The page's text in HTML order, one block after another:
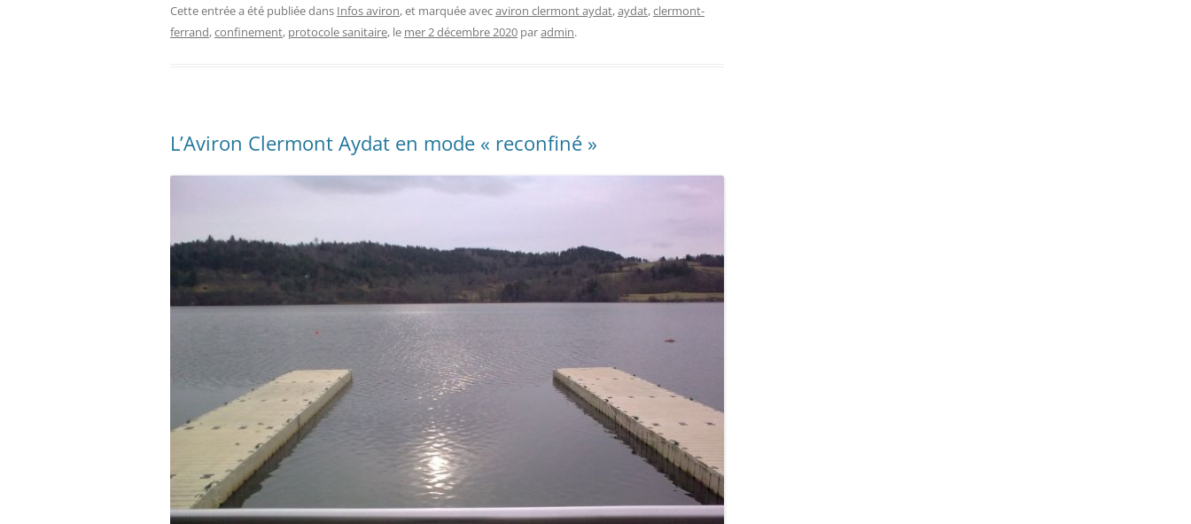
Cette entrée a été publiée dans Infos aviron, et marquée avecaviron clermont aydat,aydat,clermont-
ferrand,confinement, protocole sanitaire, le mer 2 décembre 2020 paradmin.
L’Aviron Clermont Aydat en mode « reconfiné »